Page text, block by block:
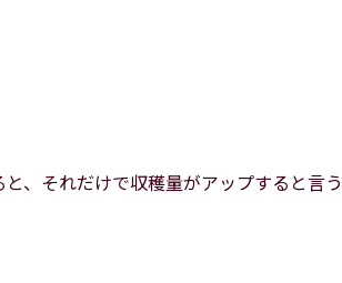
、それだけで収穫量がアップすると言う